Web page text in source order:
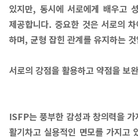
있지만, 동시에 서로에게 배우고
제공합니다. 중요한 것은 서로의
하며, 균형 잡힌 관계를 유지하는
서로의 강점을 활용하고 약점을 보
ISFP는 풍부한 감성과 창의력을
활기차고 실용적인 면모를 가지고